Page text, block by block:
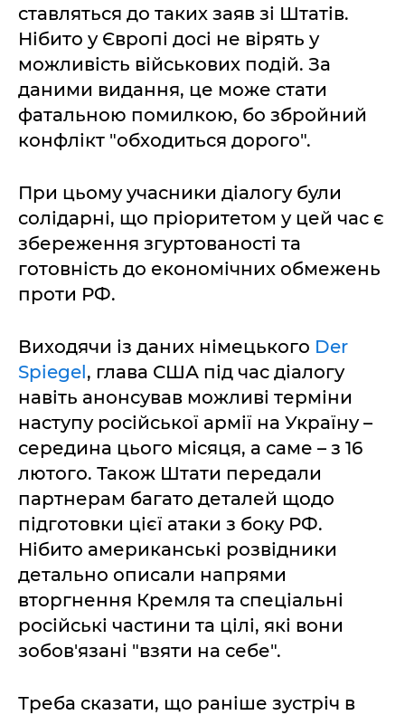
ставляться до таких заяв зі Штатів.
Нібито у Європі досі не вірять у
можливість військових подій. За
даними видання, це може стати
фатальною помилкою, бо збройний
конфлікт "обходиться дорого".
При цьому учасники діалогу були
солідарні, що пріоритетом у цей час є
збереження згуртованості та
готовність до економічних обмежень
проти РФ.
Виходячи із даних німецького Der
Spiegel, глава США під час діалогу
навіть анонсував можливі терміни
наступу російської армії на Україну –
середина цього місяця, а саме – з 16
лютого. Також Штати передали
партнерам багато деталей щодо
підготовки цієї атаки з боку РФ.
Нібито американські розвідники
детально описали напрями
вторгнення Кремля та спеціальні
російські частини та цілі, які вони
зобов'язані "взяти на себе".
Треба сказати, що раніше зустріч в